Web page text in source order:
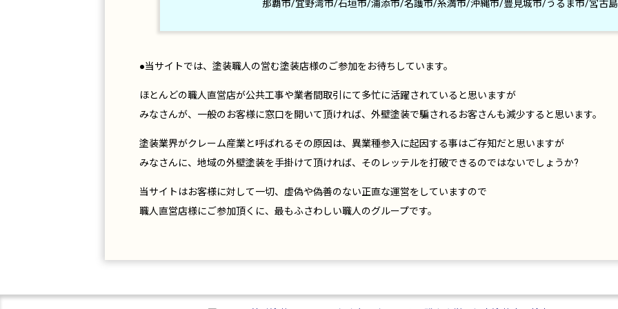
那覇市/宜野湾市/石垣市/浦添市/名護市/糸満市/沖縄市/豊見城市/うるま市/宮古
●当サイトでは、塗装職人の営む塗装店様のご参加をお待ちしています。
ほとんどの職人直営店が公共工事や業者間取引にて多忙に活躍されていると思いますが
みなさんが、一般のお客様に窓口を開いて頂ければ、外壁塗装で騙されるお客さんも減少すると思います。
塗装業界がクレーム産業と呼ばれるその原因は、異業種参入に起因する事はご存知だと思いますが
みなさんに、地域の外壁塗装を手掛けて頂ければ、そのレッテルを打破できるのではないでしょうか?
当サイトはお客様に対して一切、虚偽や偽善のない正直な運営をしていますので
職人直営店様にご参加頂くに、最もふさわしい職人のグループです。